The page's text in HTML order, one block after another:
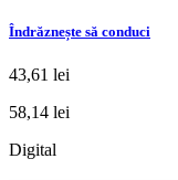
Îndrăznește să conduci
43,61 lei
58,14 lei
Digital